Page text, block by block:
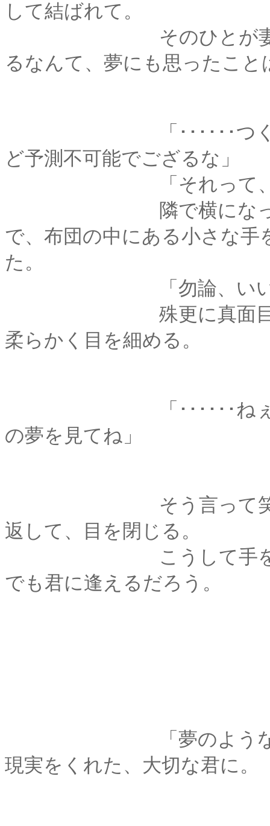
して結ばれて。
そのひとが妻になっ
るなんて、夢にも思ったこ
「･･････つくづく、
ど予測不可能でござるな」
「それって、いい
隣で横になった君が
で、布団の中にある小さな
た。
「勿論、いい意
殊更に真面目くさっ
柔らかく目を細める。
「･･････ねぇ、せっ
の夢を見てね」
そう言って笑う君に
返して、目を閉じる。
こうして手を繋いだ
でも君に逢えるだろう。
「夢のような」を
現実をくれた、大切な君に。